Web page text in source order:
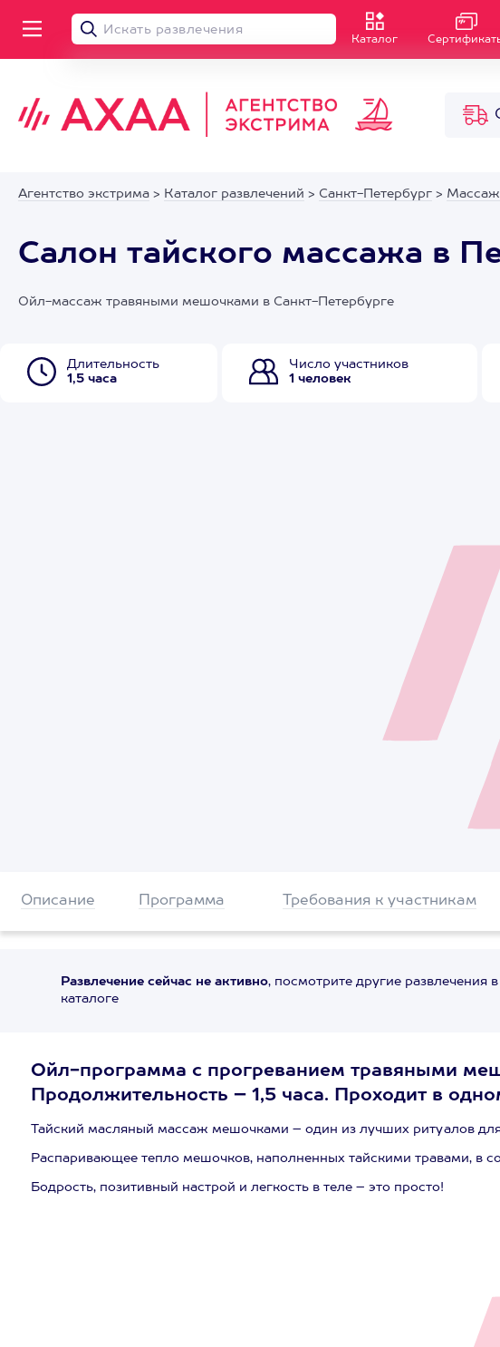
Каталог
Агентство экстрима > Каталог развлечений > Санкт-Петербург >
Салон тайского массажа в
Ойл-массаж травяными мешочками в Санкт-Петербурге
Длительность
1,5 часа
Число участников
1 человек
Описание Программа Требования к участникам
Развлечение сейчас не активно, посмотрите другие развлечения
каталоге
Ойл-программа с прогреванием травяными
Продолжительность – 1,5 часа. Проходит в
Тайский масляный массаж мешочками – один из лучших ритуалов
Распаривающее тепло мешочков, наполненных тайскими травами, в
Бодрость, позитивный настрой и легкость в теле – это просто!